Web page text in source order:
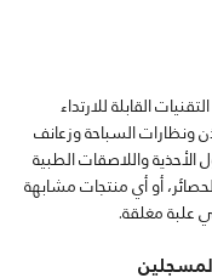
القابلة للارتداء
ونظارات السباحة وزعانف
الأحذية واللاصقات الطبية
أو أي منتجات مشابهة
علبة مغلقة.